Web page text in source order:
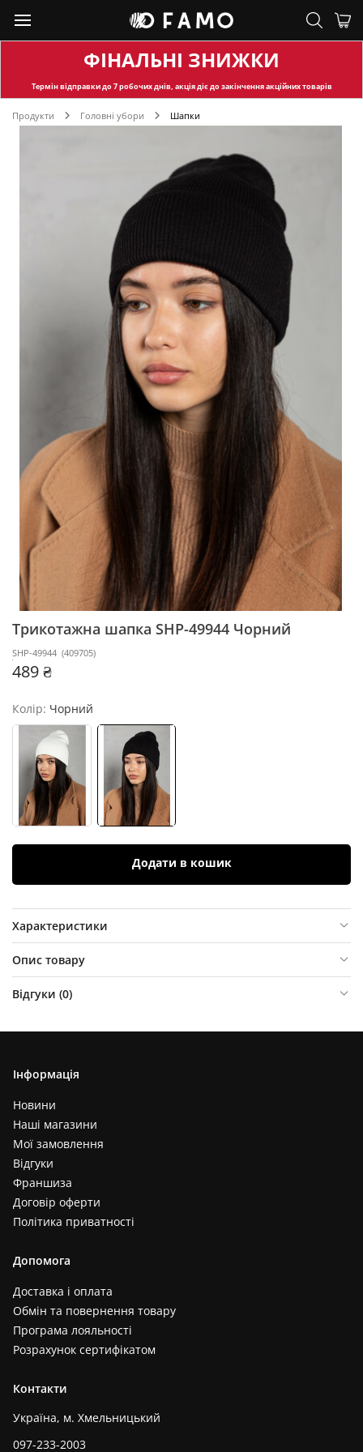
ФІНАЛЬНІ ЗНИЖКИ
Термін відправкидо 7 робочих днів, акція діє до закінчення акційних товарів
Продукти Головні убори Шапки
Трикотажна шапка SHP-49944 Чорний
SHP-49944 (409705)
489 ₴
Колір: Чорний
Додати в кошик
Характеристики
Опис товару
Відгуки (0)
Інформація
Новини
Наші магазини
Мої замовлення
Відгуки
Франшиза
Договір оферти
Політика приватності
Допомога
Доставка і оплата
Обмін та повернення товару
Програма лояльності
Розрахунок сертифікатом
Контакти
Україна, м. Хмельницький
097-233-2003